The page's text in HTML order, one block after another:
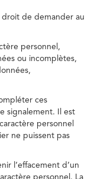
droit de demander au
personnel,
ou incomplètes,
ces
signalement. Il est
personnel
ne puissent pas
l’effacement d’un
personnel. La